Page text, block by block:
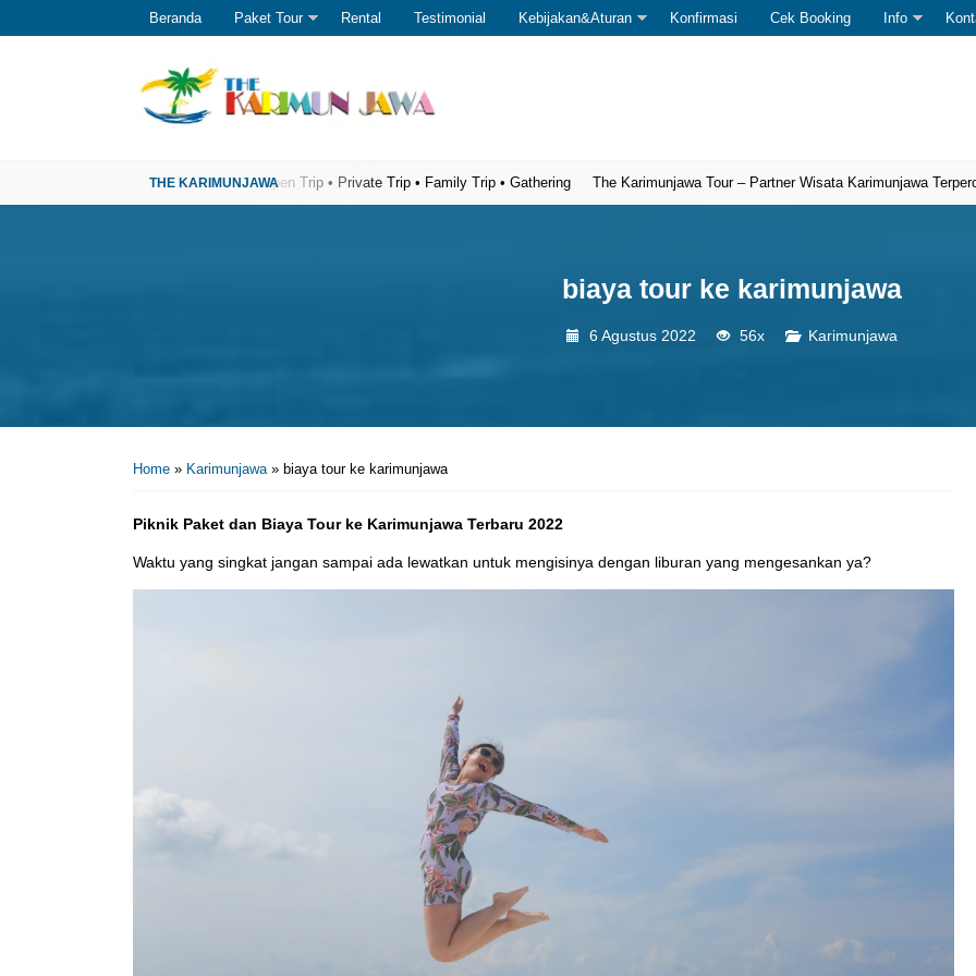
Beranda Paket Tour Rental Testimonial Kebijakan&Aturan Konfirmasi Cek Booking Info
Karimunjawa Terpercaya Open Trip • Private Trip • Family Trip • Gathering The Karimunjawa Tour – Partner Wisata Karimunjawa Terpercaya
biaya tour ke karimunjawa
6 Agustus 2022 56x Karimunjawa
Home » Karimunjawa » biaya tour ke karimunjawa
Piknik Paket dan Biaya Tour ke Karimunjawa Terbaru 2022
Waktu yang singkat jangan sampai ada lewatkan untuk mengisinya dengan liburan yang mengesankan ya?